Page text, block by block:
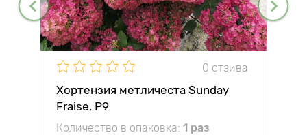
0 отзива
Хортензия метличеста Sunday
Fraise, P9
Количество в опаковка: 1 раз